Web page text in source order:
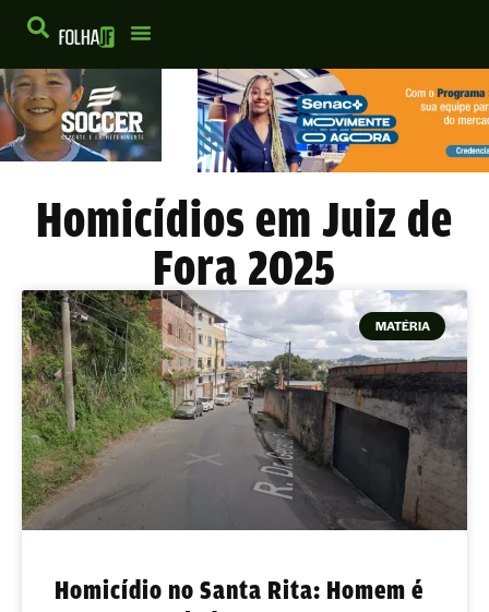
Homicídios em Juiz de
Fora 2025
MATÉRIA
Homicídio no Santa Rita: Homem é